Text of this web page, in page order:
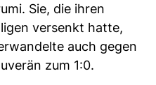
Sie, die ihren
versenkt hatte,
auch gegen
zum 1:0.